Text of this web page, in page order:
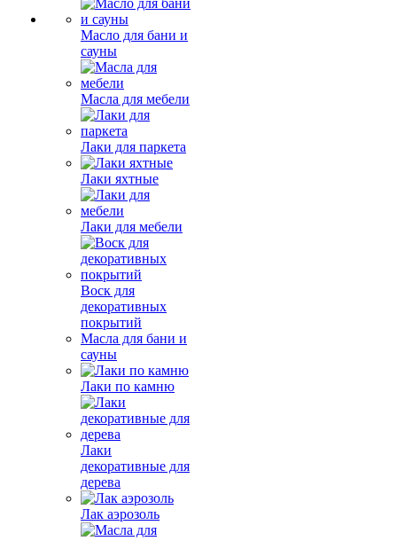
Масло для бани и
сауны
Масла для мебели
Лаки для паркета
Лаки яхтные
Лаки для мебели
Воск для
декоративных
покрытий
Масла для бани и
сауны
Лаки по камню
Лаки
декоративные для
дерева
Лак аэрозоль